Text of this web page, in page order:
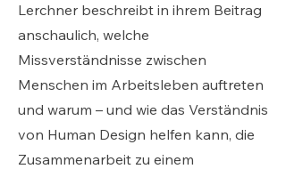
Lerchner beschreibt in ihrem Beitrag
anschaulich, welche
Missverständnisse zwischen
Menschen im Arbeitsleben auftreten
und warum – und wie das Verständnis
von Human Design helfen kann, die
Zusammenarbeit zu einem